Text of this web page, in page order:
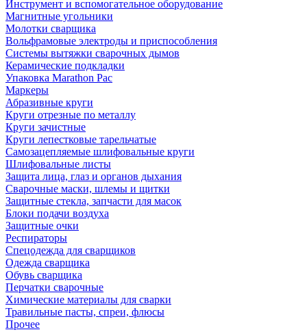
Инструмент и вспомогательное оборудование
Магнитные угольники
Молотки сварщика
Вольфрамовые электроды и приспособления
Системы вытяжки сварочных дымов
Керамические подкладки
Упаковка Marathon Pac
Маркеры
Абразивные круги
Круги отрезные по металлу
Круги зачистные
Круги лепестковые тарельчатые
Самозацепляемые шлифовальные круги
Шлифовальные листы
Защита лица, глаз и органов дыхания
Сварочные маски, шлемы и щитки
Защитные стекла, запчасти для масок
Блоки подачи воздуха
Защитные очки
Респираторы
Спецодежда для сварщиков
Одежда сварщика
Обувь сварщика
Перчатки сварочные
Химические материалы для сварки
Травильные пасты, спреи, флюсы
Прочее